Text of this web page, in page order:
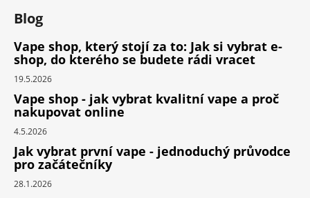
Blog
Vape shop, který stojí za to: Jak si vybrat e-
shop, do kterého se budete rádi vracet
19.5.2026
Vape shop - jak vybrat kvalitní vape a proč
nakupovat online
4.5.2026
Jak vybrat první vape - jednoduchý průvodce
pro začátečníky
28.1.2026